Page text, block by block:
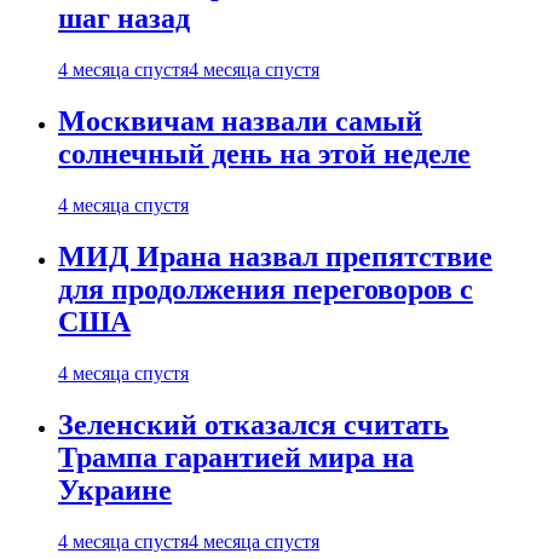
шаг назад
4 месяца спустя4 месяца спустя
Москвичам назвали самый
солнечный день на этой неделе
4 месяца спустя
МИД Ирана назвал препятствие
для продолжения переговоров с
США
4 месяца спустя
Зеленский отказался считать
Трампа гарантией мира на
Украине
4 месяца спустя4 месяца спустя